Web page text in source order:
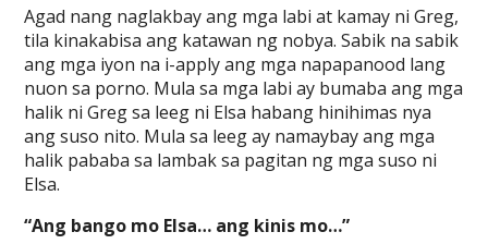
Agad nang naglakbay ang mga labi at kamay ni Greg,
tila kinakabisa ang katawan ng nobya. Sabik na sabik
ang mga iyon na i-apply ang mga napapanood lang
nuon sa porno. Mula sa mga labi ay bumaba ang mga
halik ni Greg sa leeg ni Elsa habang hinihimas nya
ang suso nito. Mula sa leeg ay namaybay ang mga
halik pababa sa lambak sa pagitan ng mga suso ni
Elsa.
“Ang bango mo Elsa… ang kinis mo…”